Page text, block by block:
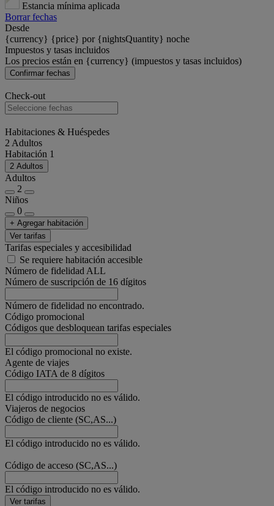
Estancia mínima aplicada
Borrar fechas
Desde
{currency} {price} por {nightsQuantity} noche
Impuestos y tasas incluidos
Los precios están en {currency} (impuestos y tasas incluidos)
Confirmar fechas
Check-out
Habitaciones & Huéspedes
2 Adultos
Habitación 1
2 Adultos
Adultos
2
Niños
0
+ Agregar habitación
Ver tarifas
Tarifas especiales y accesibilidad
Se requiere habitación accesible
Número de fidelidad ALL
Número de suscripción de 16 dígitos
Número de fidelidad no encontrado.
Código promocional
Códigos que desbloquean tarifas especiales
El código promocional no existe.
Agente de viajes
Código IATA de 8 dígitos
El código introducido no es válido.
Viajeros de negocios
Código de cliente (SC,AS...)
El código introducido no es válido.
Código de acceso (SC,AS...)
El código introducido no es válido.
Ver tarifas